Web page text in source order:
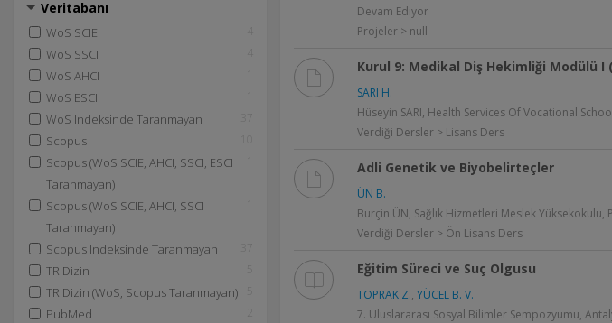
Veritabanı
WoS SCIE
WoS SSCI
WoS AHCI
WoS ESCI
WoS Indeksinde Taranmayan
Scopus
Scopus (WoS SCIE, AHCI, SSCI, ESCI
Taranmayan)
Scopus (WoS SCIE, AHCI, SSCI
Taranmayan)
Scopus Indeksinde Taranmayan
TR Dizin
TR Dizin (WoS, Scopus Taranmayan)
PubMed
Devam Ediyor
Projeler > null
Kurul 9: Medikal Diş Hekimliği Modülü I
SARI H.
Hüseyin SARI, Health Services Of Vocational
Verdiği Dersler > Lisans Ders
Adli Genetik ve Biyobelirteçler
ÜN B.
Burçin ÜN, Sağlık Hizmetleri Meslek
Verdiği Dersler > Ön Lisans Ders
Eğitim Süreci ve Suç Olgusu
TOPRAK Z., YÜCEL B. V.
7. Uluslararası Sosyal Bilimler Sempozyumu,